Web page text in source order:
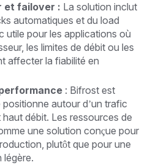
et failover : La solution inclut
automatiques et du load
utile pour les applications où
les limites de débit ou les
affecter la fiabilité en
: Bifrost est
autour d’un trafic
débit. Les ressources de
une solution conçue pour
plutôt que pour une
légère.